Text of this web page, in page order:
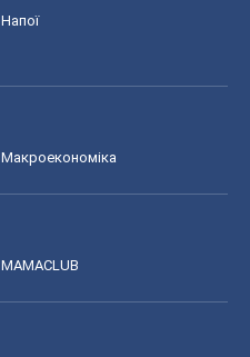
Напої
Макроекономіка
MAMACLUB